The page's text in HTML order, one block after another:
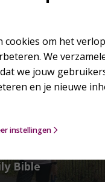
maar € 3.250:
Bible
cookies om het
We
we jouw
en je nieuwe
instellingen